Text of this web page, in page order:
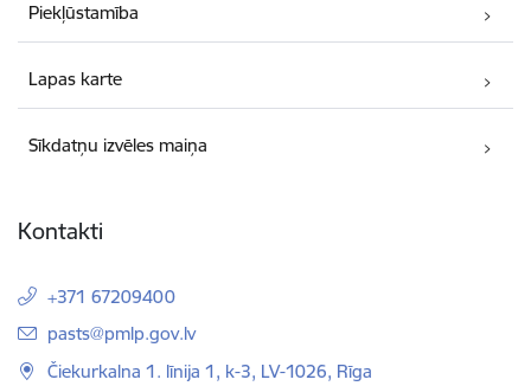
Piekļūstamība
Lapas karte
Sīkdatņu izvēles maiņa
Kontakti
+371 67209400
E-pasts:
pasts@pmlp.gov.lv
Čiekurkalna 1. līnija 1, k-3, LV-1026, Rīga